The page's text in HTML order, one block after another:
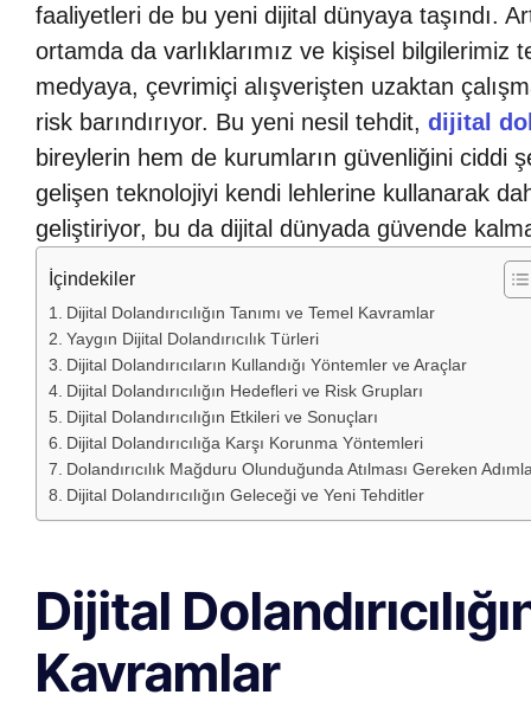
faaliyetleri de bu yeni dijital dünyaya taşındı.
ortamda da varlıklarımız ve kişisel bilgilerimiz
medyaya, çevrimiçi alışverişten uzaktan
risk barındırıyor. Bu yeni nesil tehdit, dijital
bireylerin hem de kurumların güvenliğini ciddi
gelişen teknolojiyi kendi lehlerine kullanarak
geliştiriyor, bu da dijital dünyada güvende
İçindekiler
Dijital Dolandırıcılığın Tanımı ve Temel Kavramlar
Yaygın Dijital Dolandırıcılık Türleri
Dijital Dolandırıcıların Kullandığı Yöntemler ve Araçlar
Dijital Dolandırıcılığın Hedefleri ve Risk Grupları
Dijital Dolandırıcılığın Etkileri ve Sonuçları
Dijital Dolandırıcılığa Karşı Korunma Yöntemleri
Dolandırıcılık Mağduru Olunduğunda Atılması Gereken
Dijital Dolandırıcılığın Geleceği ve Yeni Tehditler
Dijital
Kavramlar